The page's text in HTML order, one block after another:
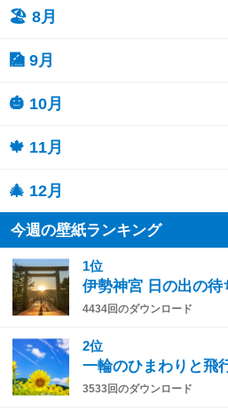
🏖 8月
🎑 9月
🎃 10月
🍁 11月
🎄 12月
今週の壁紙ランキング
1位
伊勢神宮 日の出の待
4434回のダウンロード
2位
一輪のひまわりと飛
3533回のダウンロード